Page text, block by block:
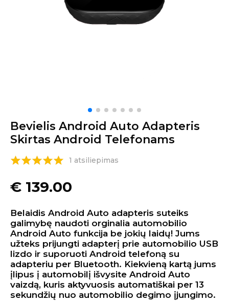
Bevielis Android Auto Adapteris
Skirtas Android Telefonams
1 atsiliepimas
€ 139.00
Belaidis Android Auto adapteris suteiks
galimybę naudoti orginalia automobilio
Android Auto funkcija be jokių laidų! Jums
užteks prijungti adapterį prie automobilio USB
lizdo ir suporuoti Android telefoną su
adapteriu per Bluetooth. Kiekvieną kartą jums
įlipus į automobilį išvysite Android Auto
vaizdą, kuris aktyvuosis automatiškai per 13
sekundžių nuo automobilio degimo įjungimo.